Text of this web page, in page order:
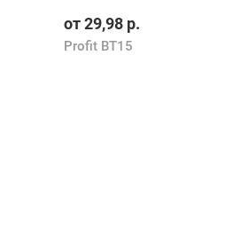
от29,98 р.
Profit BT15